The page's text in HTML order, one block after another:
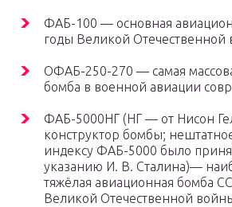
ФАБ-100 — основная
годы Великой Отечественной
ОФАБ-250-270 — самая
бомба в военной авиации
ФАБ-5000НГ (НГ — от Нисон
конструктор бомбы;
индексу ФАБ-5000 было
указанию И. В. Сталина)—
тяжёлая авиационная бомба
Великой Отечественной